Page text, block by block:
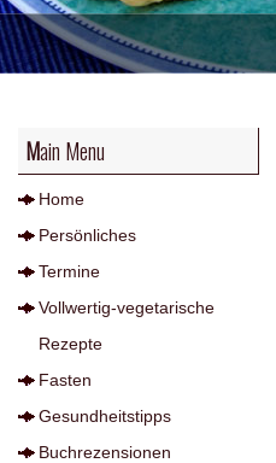
Main Menu
Home
Persönliches
Termine
Vollwertig-vegetarische
Rezepte
Fasten
Gesundheitstipps
Buchrezensionen